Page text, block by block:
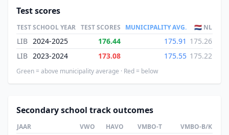
Test scores
TESTSCHOOL YEAR TEST SCORES MUNICIPALITY AVG. 🇳🇱 NL
LIB 2024-2025 176.44 175.91 175.26
LIB 2023-2024 173.08 175.55 175.22
Green = above municipality average · Red = below
Secondary school track outcomes
JAAR VWO HAVO VMBO-T VMBO-B/K